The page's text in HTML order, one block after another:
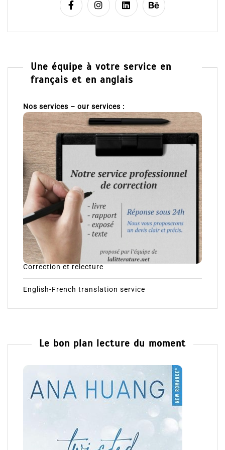
Une équipe à votre service en
français et en anglais
Nos services – our services :
Correction et relecture
English-French translation service
Le bon plan lecture du moment